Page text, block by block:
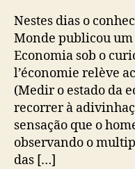
Nestes dias o
Monde publicou um
Economia sob o
l’économie relève
(Medir o estado da
recorrer à
sensação que o
observando o
das […]